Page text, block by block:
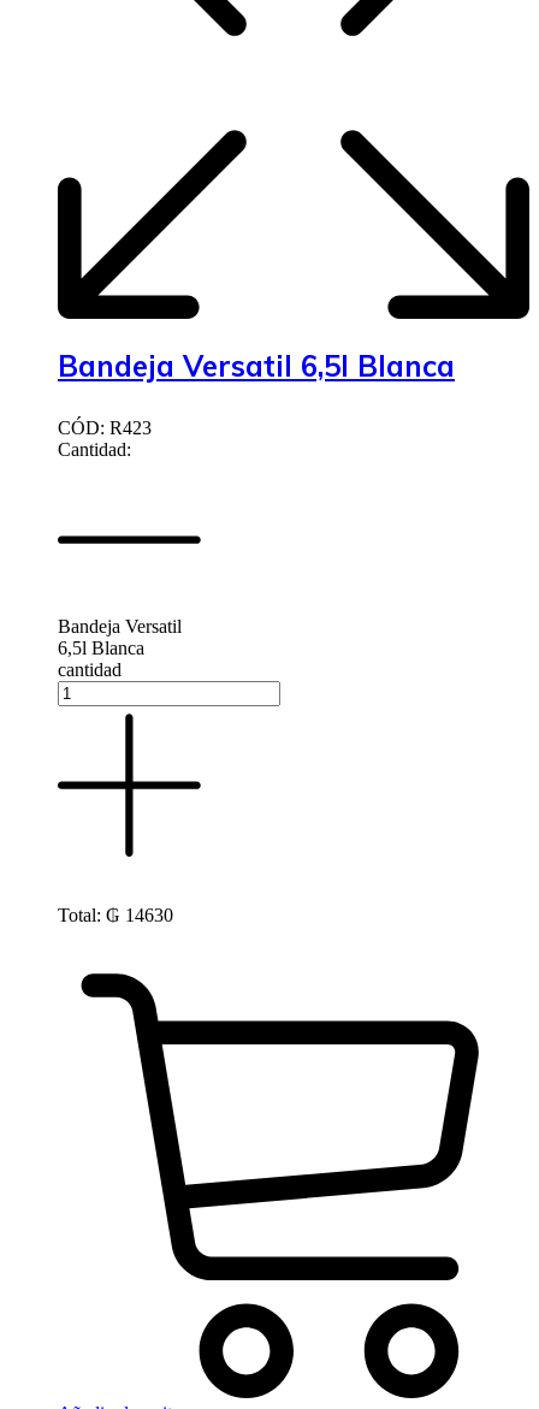
Bandeja Versatil 6,5l Blanca
CÓD: R423
Cantidad:
Bandeja Versatil
6,5l Blanca
cantidad
Total: ₲ 14630